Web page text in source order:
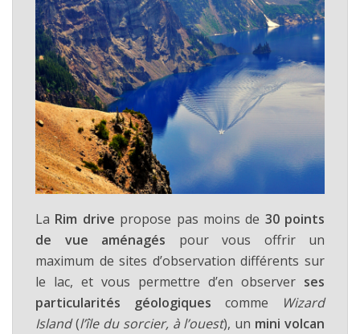
La Rim drive propose pas moins de 30 points
de vue aménagés pour vous offrir un
maximum de sites d’observation différents sur
le lac, et vous permettre d’en observer ses
particularités géologiques comme
Wizard
Island(l’île du sorcier, à l’ouest), un mini volcan